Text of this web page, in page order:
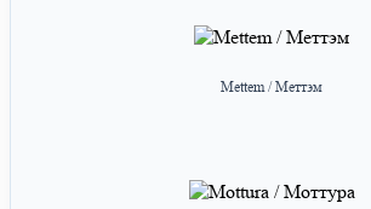
Mettem / Меттэм